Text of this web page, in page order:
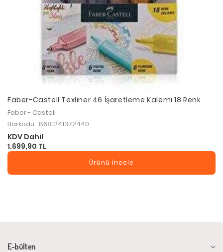
Faber-Castell Texliner 46 İşaretleme Kalemi 18 Renk
Faber - Castell
Barkodu : 8681241372440
KDV Dahil
1.699,90 TL
Ürünü İncele
E-bülten